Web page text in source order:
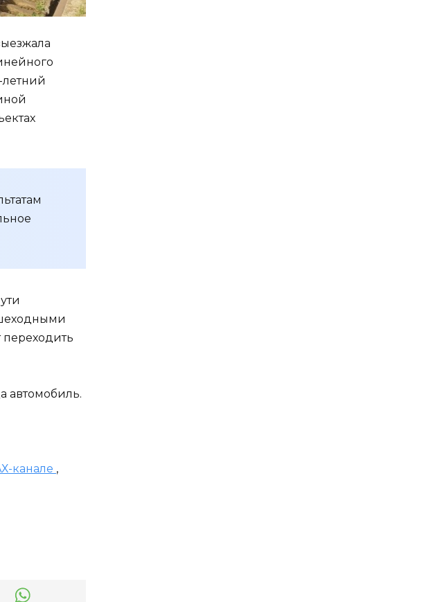
переходить
автомобиль.
канале ,